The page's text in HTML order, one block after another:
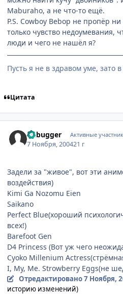
Maburaho, а не что-то ещё.
P.S. Cowboy Bebop не пропёр
только чувство недоумевания,
люди и чего не нашёл я?
Пусть я не в здравом уме, зато
Цитата
Debugger Активные
7 Ноября, 200421 г
Задели за "живое", вот эти
воздействия)
Kimi Ga Nozomu Eien
Saikano
Perfect Blue(хороший
всех!)
Barefoot Gen
D4 Princess (Вот уж чего
Cyoko Millenium
I, My, Me. Strowberry Eggs(не
Отредактировано7 Ноября,
историю изменений)